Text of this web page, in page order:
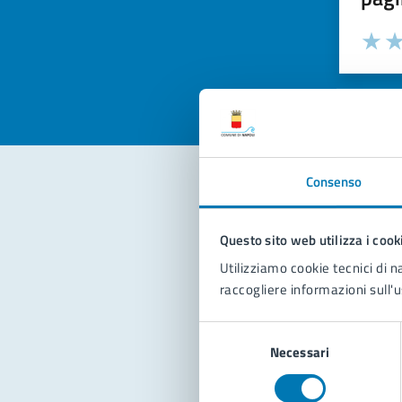
Consenso
Questo sito web utilizza i
Utilizziamo cookie tecnici di
raccogliere informazioni
Necessari
Valuta